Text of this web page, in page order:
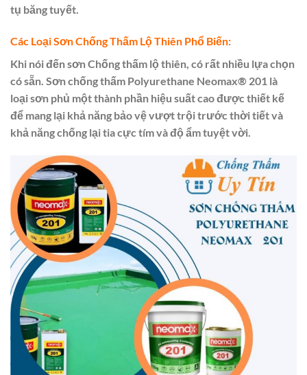
tụ băng tuyết.
Các Loại Sơn Chống Thấm Lộ Thiên Phổ Biến:
Khi nói đến sơn Chống thấm lộ thiên, có rất nhiều lựa chọn
có sẵn. Sơn chống thấm Polyurethane Neomax® 201 là
loại sơn phủ một thành phần hiệu suất cao được thiết kế
để mang lại khả năng bảo vệ vượt trội trước thời tiết và
khả năng chống lại tia cực tím và độ ẩm tuyệt vời.